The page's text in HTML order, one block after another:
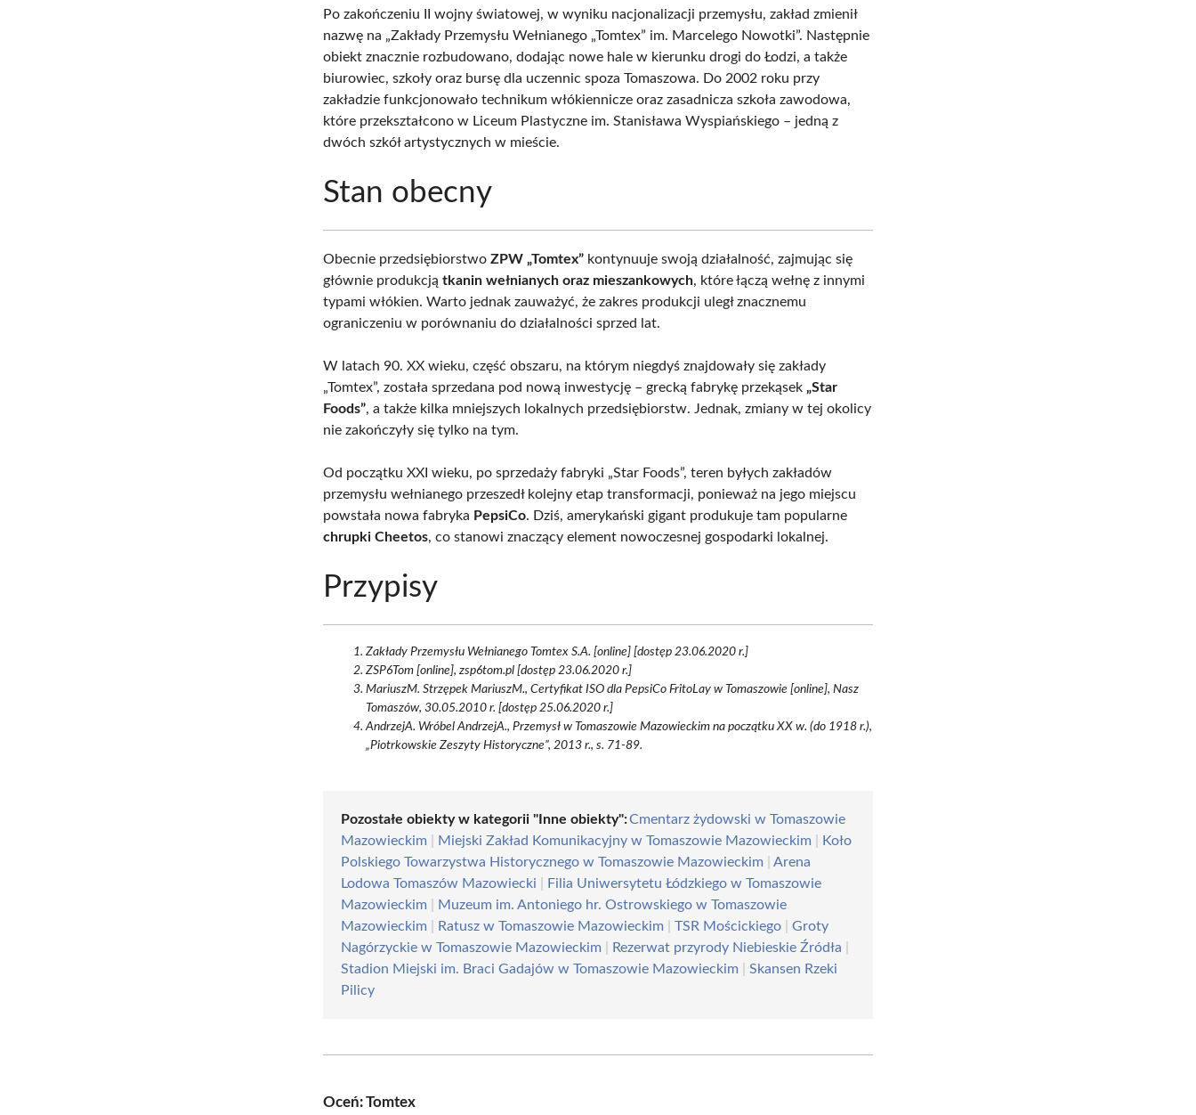
Po zakończeniu II wojny światowej, w wyniku nacjonalizacji przemysłu, zakład zmienił
nazwę na „Zakłady Przemysłu Wełnianego „Tomtex” im. Marcelego Nowotki”. Następnie
obiekt znacznie rozbudowano, dodając nowe hale w kierunku drogi do Łodzi, a także
biurowiec, szkoły oraz bursę dla uczennic spoza Tomaszowa. Do 2002 roku przy
zakładzie funkcjonowało technikum włókiennicze oraz zasadnicza szkoła zawodowa,
które przekształcono w Liceum Plastyczne im. Stanisława Wyspiańskiego – jedną z
dwóch szkół artystycznych w mieście.
Stan obecny
Obecnie przedsiębiorstwoZPW „Tomtex” kontynuuje swoją działalność, zajmując się
głównie produkcjątkanin wełnianych oraz mieszankowych, które łączą wełnę z innymi
typami włókien. Warto jednak zauważyć, że zakres produkcji uległ znacznemu
ograniczeniu w porównaniu do działalności sprzed lat.
W latach 90. XX wieku, część obszaru, na którym niegdyś znajdowały się zakłady
„Tomtex”, została sprzedana pod nową inwestycję – grecką fabrykę przekąsek„Star
Foods”, a także kilka mniejszych lokalnych przedsiębiorstw. Jednak, zmiany w tej okolicy
nie zakończyły się tylko na tym.
Od początku XXI wieku, po sprzedaży fabryki „Star Foods”, teren byłych zakładów
przemysłu wełnianego przeszedł kolejny etap transformacji, ponieważ na jego miejscu
powstała nowa fabryka PepsiCo. Dziś, amerykański gigant produkuje tam popularne
chrupki Cheetos, co stanowi znaczący element nowoczesnej gospodarki lokalnej.
Przypisy
Zakłady Przemysłu Wełnianego Tomtex S.A. [online] [dostęp 23.06.2020 r.]
ZSP6Tom [online], zsp6tom.pl [dostęp 23.06.2020 r.]
MariuszM. Strzępek MariuszM., Certyfikat ISO dla PepsiCo FritoLay w Tomaszowie [online], Nasz
Tomaszów, 30.05.2010 r. [dostęp 25.06.2020 r.]
AndrzejA. Wróbel AndrzejA., Przemysł w Tomaszowie Mazowieckim na początku XX w. (do 1918 r.),
„Piotrkowskie Zeszyty Historyczne”, 2013 r., s. 71-89.
Pozostałe obiekty w kategorii "Inne obiekty":Cmentarz żydowski w Tomaszowie
Mazowieckim
Miejski Zakład Komunikacyjny w Tomaszowie Mazowieckim
Koło
Polskiego Towarzystwa Historycznego w Tomaszowie Mazowieckim |Arena
Lodowa Tomaszów Mazowiecki
Filia Uniwersytetu Łódzkiego w Tomaszowie
Mazowieckim
Muzeum im. Antoniego hr. Ostrowskiego w Tomaszowie
Mazowieckim
Ratusz w Tomaszowie Mazowieckim |TSR Mościckiego |Groty
Nagórzyckie w Tomaszowie Mazowieckim
Rezerwat przyrody Niebieskie Źródła
Stadion Miejski im. Braci Gadajów w Tomaszowie Mazowieckim |Skansen Rzeki
Pilicy
Oceń: Tomtex